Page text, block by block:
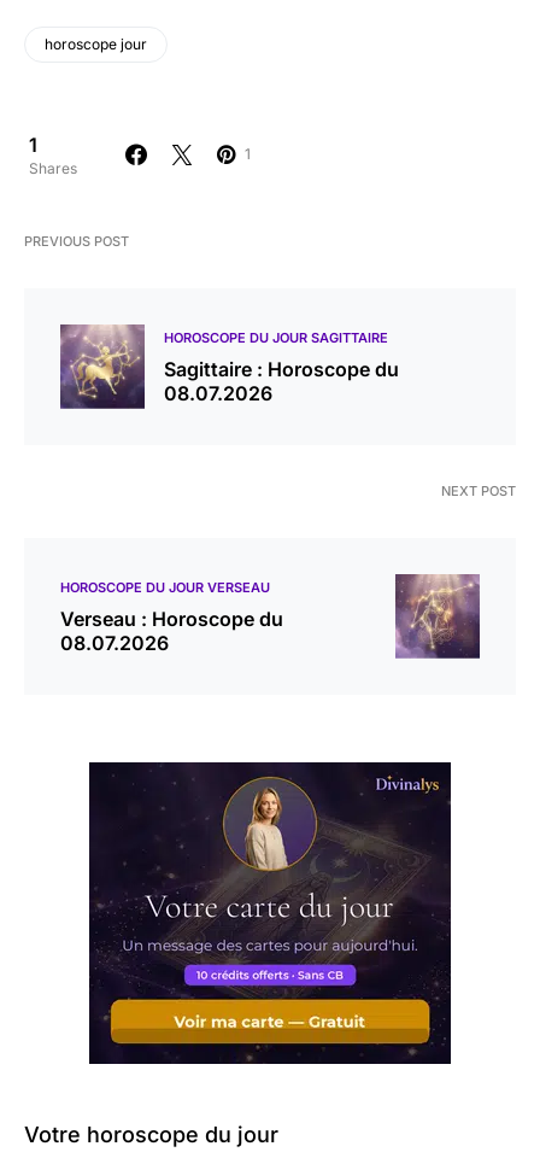
horoscope jour
1
Shares
1
PREVIOUS POST
HOROSCOPE DU JOUR SAGITTAIRE
Sagittaire : Horoscope du
08.07.2026
NEXT POST
HOROSCOPE DU JOUR VERSEAU
Verseau : Horoscope du
08.07.2026
Votre horoscope du jour